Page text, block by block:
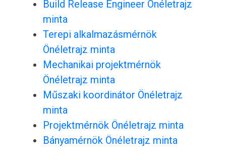
Build Release Engineer Önéletrajz
minta
Terepi alkalmazásmérnök
Önéletrajz minta
Mechanikai projektmérnök
Önéletrajz minta
Műszaki koordinátor Önéletrajz
minta
Projektmérnök Önéletrajz minta
Bányamérnök Önéletrajz minta